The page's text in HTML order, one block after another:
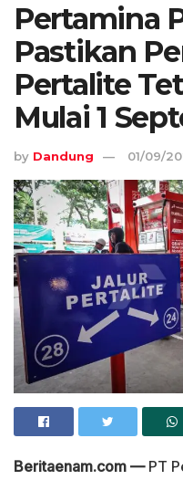
Pertamina
Pastikan
Pertalite
Mulai 1
by Dandung 01/09/
Beritaenam.com —PT